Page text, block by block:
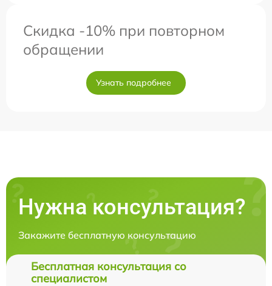
Скидка -10% при повторном
обращении
Узнать подробнее
Нужна консультация?
Закажите бесплатную консультацию
Бесплатная консультация со
специалистом